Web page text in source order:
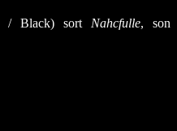
/ Black) sort Nahcfulle, son